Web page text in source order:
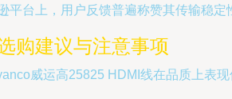
平台上，用户反馈普遍称赞其传输稳定
购建议与注意事项
威运高25825 HDMI线在品质上表